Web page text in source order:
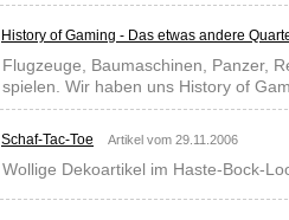
History of Gaming - Das etwas andere
Flugzeuge, Baumaschinen, Panzer,
spielen. Wir haben uns History of
Schaf-Tac-Toe Artikel vom 29.11.2006
Wollige Dekoartikel im Haste-Bock-